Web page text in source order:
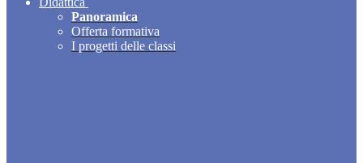
Panoramica
Offerta formativa
I progetti delle classi